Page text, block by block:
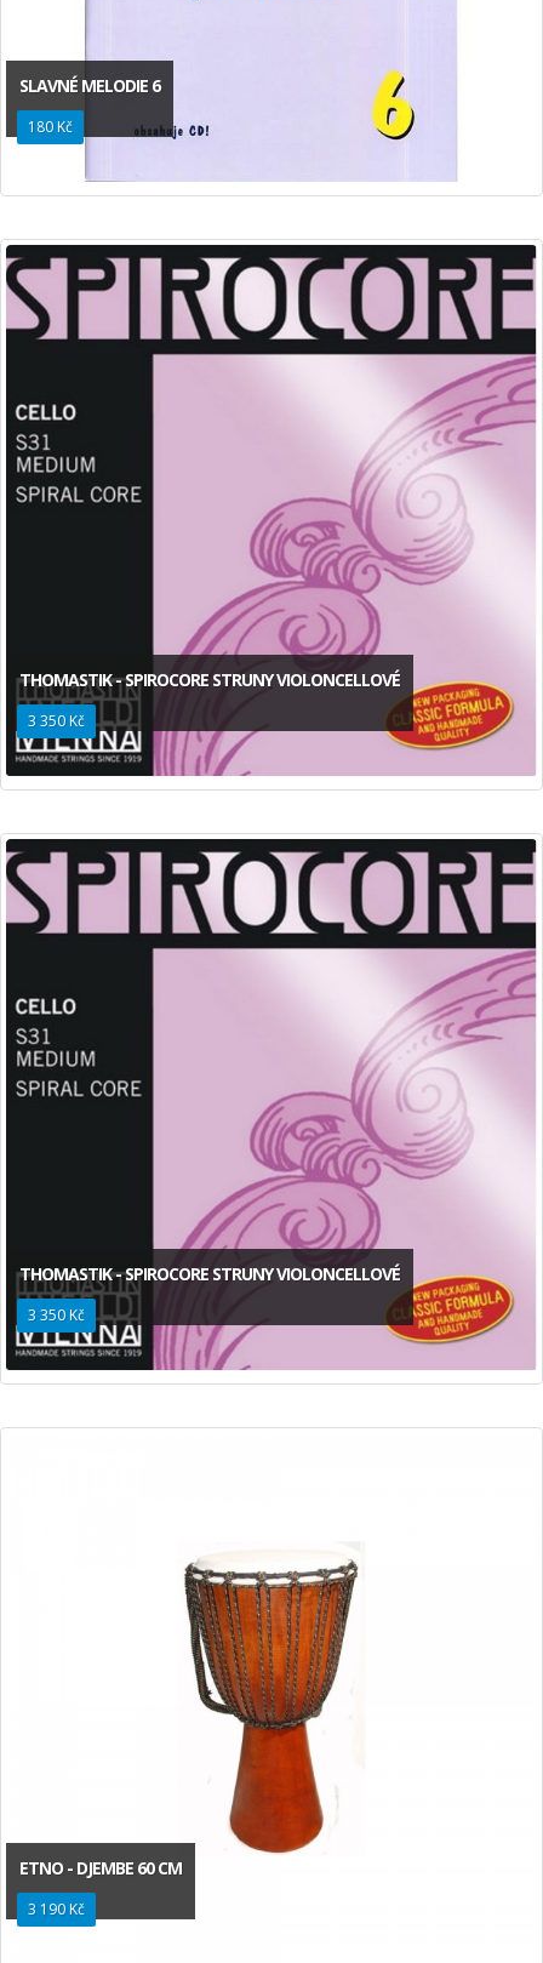
SLAVNÉ MELODIE 6
180 Kč
THOMASTIK - SPIROCORE STRUNY VIOLONCELLOVÉ
3 350 Kč
THOMASTIK - SPIROCORE STRUNY VIOLONCELLOVÉ
3 350 Kč
ETNO - DJEMBE 60 CM
3 190 Kč